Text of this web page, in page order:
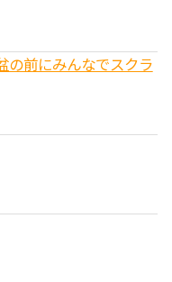
前にみんなでスクラ